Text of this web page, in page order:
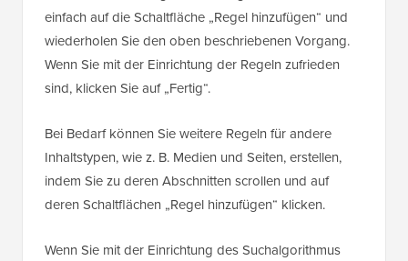
einfach auf die Schaltfläche „Regel hinzufügen“ und
wiederholen Sie den oben beschriebenen Vorgang.
Wenn Sie mit der Einrichtung der Regeln zufrieden
sind, klicken Sie auf „Fertig“.
Bei Bedarf können Sie weitere Regeln für andere
Inhaltstypen, wie z. B. Medien und Seiten, erstellen,
indem Sie zu deren Abschnitten scrollen und auf
deren Schaltflächen „Regel hinzufügen“ klicken.
Wenn Sie mit der Einrichtung des Suchalgorithmus